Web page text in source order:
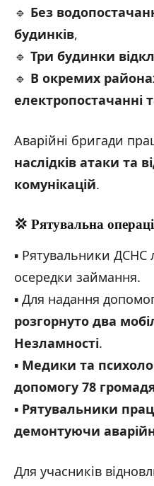
🔹 Без
будинків,
🔹 Три будинки
🔹 В окремих
електропостачанні
Аварійні бригади
наслідків атаки та
комунікацій.
💢 Рятувальна
▪️ Рятувальники ДСНС
осередки займання.
▪️ Для надання
розгорнуто два
Незламності.
▪️ Медики та
допомогу 78
▪️ Рятувальники
демонтуючи
Для учасників